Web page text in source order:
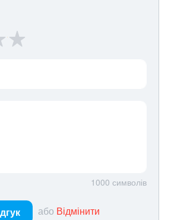
1000 символів
або Відмінити